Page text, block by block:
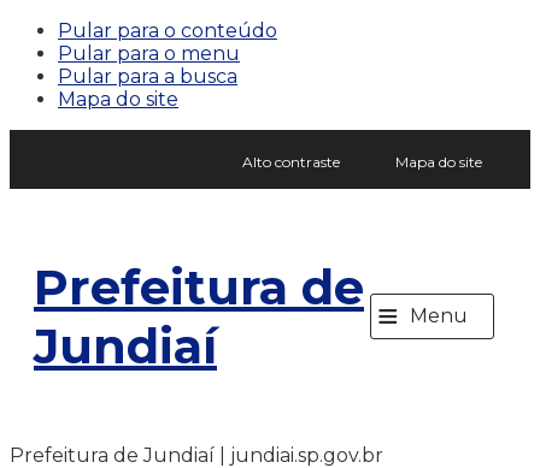
Pular para o conteúdo
Pular para o menu
Pular para a busca
Mapa do site
Alto contraste Mapa do site
Prefeitura de
Jundiaí
≡ Menu
Prefeitura de Jundiaí | jundiai.sp.gov.br